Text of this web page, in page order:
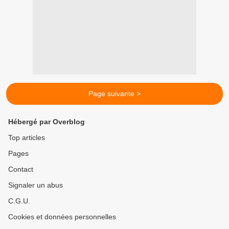
Page suivante >
Hébergé par Overblog
Top articles
Pages
Contact
Signaler un abus
C.G.U.
Cookies et données personnelles